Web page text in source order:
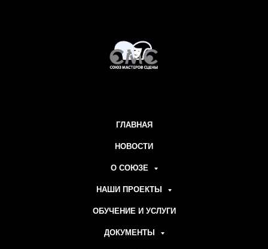
ГЛАВНАЯ
НОВОСТИ
О СОЮЗЕ
НАШИ ПРОЕКТЫ
ОБУЧЕНИЕ И УСЛУГИ
ДОКУМЕНТЫ